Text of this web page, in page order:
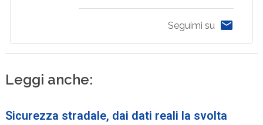
Seguimi su
Leggi anche:
Sicurezza stradale, dai dati reali la svolta